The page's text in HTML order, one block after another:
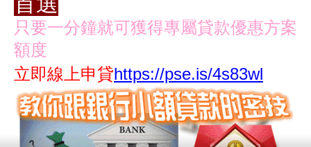
只要一分鐘就可獲得專屬貸款優惠方案
額度
立即線上申貸https://pse.is/4s83wl